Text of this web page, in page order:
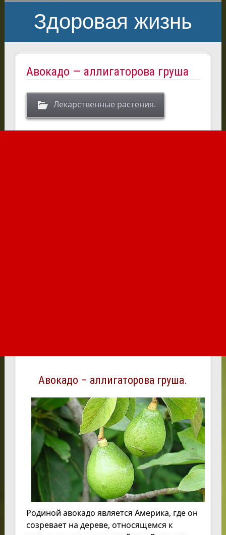
Здоровая жизнь
Авокадо — аллигаторова груша
Лекарственные растения.
Авокадо – аллигаторова груша.
Родиной авокадо является Америка, где он
созревает на дереве, относящемся к